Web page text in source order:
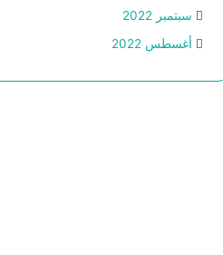
سبتمبر 2022
أغسطس 2022